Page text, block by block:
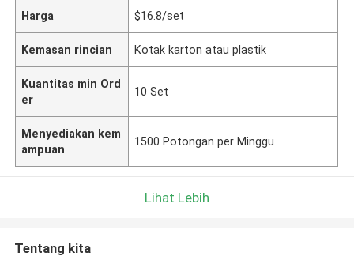
Harga $16.8/set
Kemasan rincian Kotak karton atau plastik
Kuantitas min Ord
er
10 Set
Menyediakan kem
ampuan
1500 Potongan per Minggu
Lihat Lebih
Tentang kita